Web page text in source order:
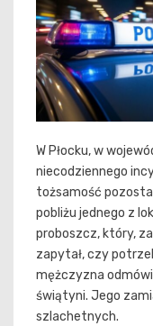
W Płocku, w
niecodziennego
tożsamość
pobliżu jednego z
proboszcz, który,
zapytał, czy
mężczyzna
świątyni. Jego
szlachetnych.